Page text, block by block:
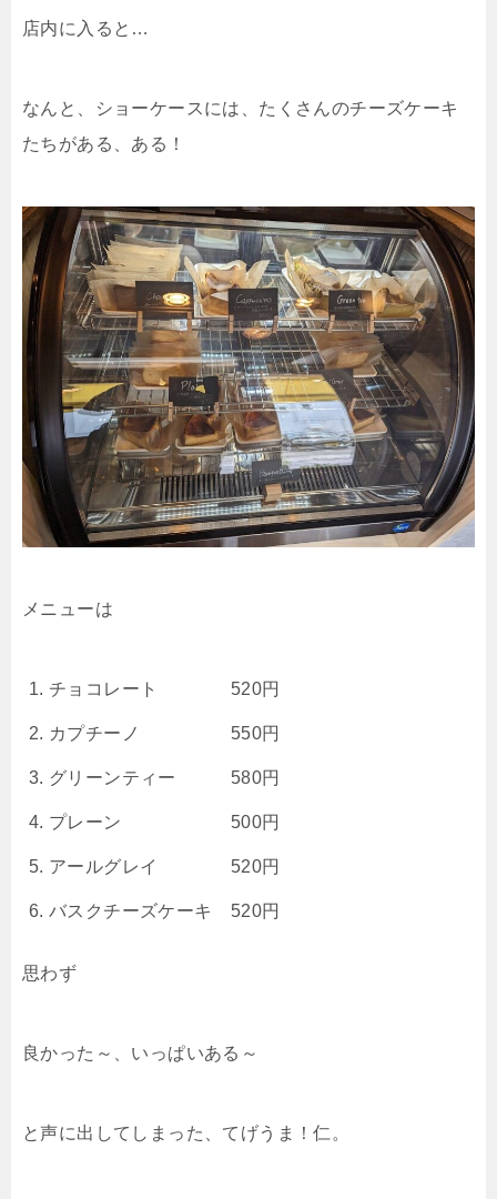
店内に入ると…
なんと、ショーケースには、たくさんのチーズケーキ
たちがある、ある！
メニューは
チョコレート 520円
カプチーノ 550円
グリーンティー 580円
プレーン 500円
アールグレイ 520円
バスクチーズケーキ 520円
思わず
良かった～、いっぱいある～
と声に出してしまった、てげうま！仁。